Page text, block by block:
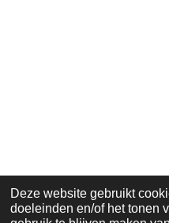
Deze website gebruikt
doeleinden en/of het tonen
© 2023 - 2024 tuinbouw@coltd